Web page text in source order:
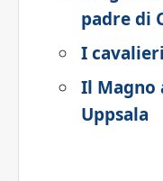
padre di
I
Il Magno
Uppsala